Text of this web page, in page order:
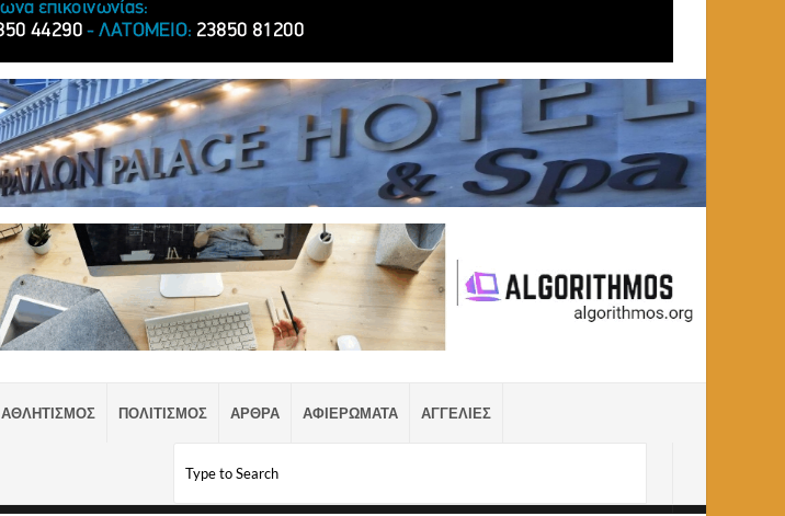
ΑΘΛΗΤΙΣΜΟΣ ΠΟΛΙΤΙΣΜΟΣ ΑΡΘΡΑ ΑΦΙΕΡΩΜΑΤΑ ΑΓΓΕΛΙΕΣ